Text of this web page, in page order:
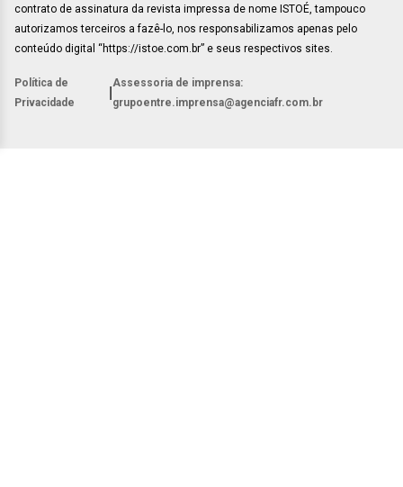
contrato de assinatura da revista impressa de nome ISTOÉ, tampouco
autorizamos terceiros a fazê-lo, nos responsabilizamos apenas pelo
conteúdo digital “https://istoe.com.br” e seus respectivos sites.
Política de
Privacidade
Assessoria de imprensa:
grupoentre.imprensa@agenciafr.com.br